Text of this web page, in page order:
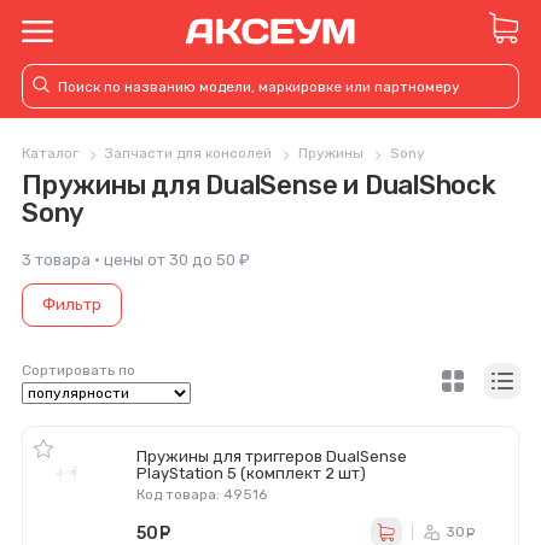
Каталог Запчасти для консолей Пружины Sony
Пружины для DualSense и DualShock
Sony
3 товара · цены от 30 до 50 ₽
Фильтр
Сортировать по
Пружины для триггеров DualSense
PlayStation 5 (комплект 2 шт)
Код товара: 49516
50 30